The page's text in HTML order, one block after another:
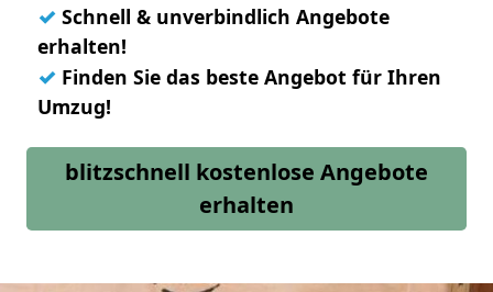
✓ Schnell & unverbindlich Angebote
erhalten!
✓ Finden Sie das beste Angebot für Ihren
Umzug!
blitzschnell kostenlose Angebote
erhalten